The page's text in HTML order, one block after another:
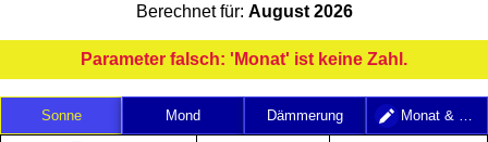
Berechnet für: August 2026
Parameter falsch: 'Monat' ist keine Zahl.
Sonne Mond Dämmerung